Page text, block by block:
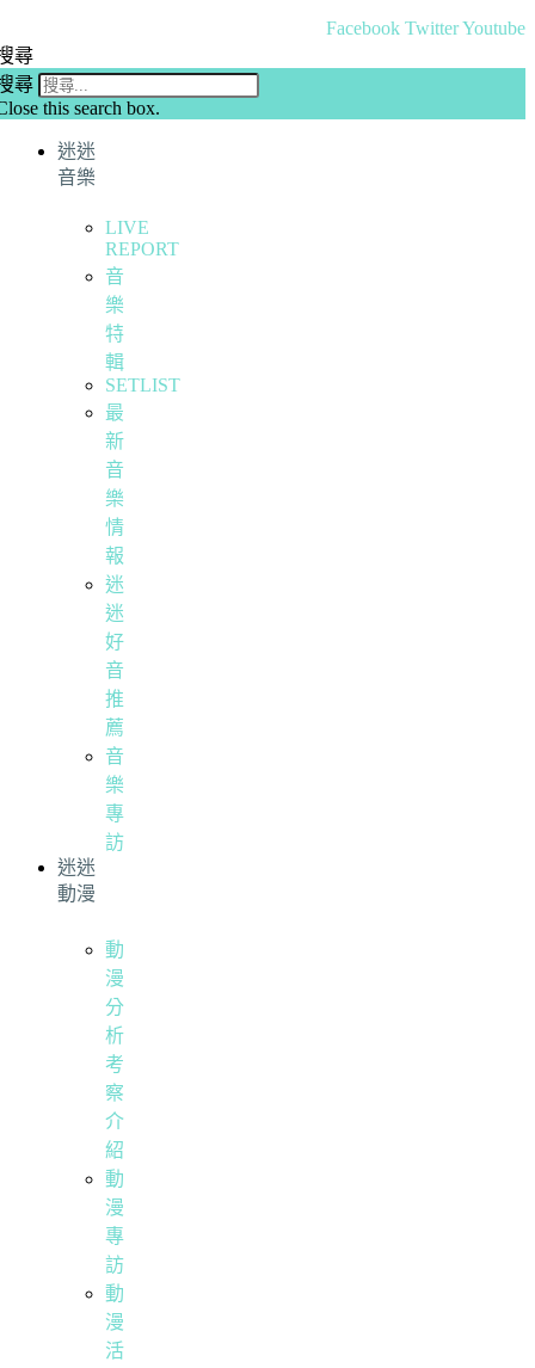
Facebook TwitterYoutube
尋
尋
this search box.
迷迷
音樂
LIVE
REPORT
音
樂
特
輯
SETLIST
最
新
音
樂
情
報
迷
迷
好
音
推
薦
音
樂
專
訪
迷迷
動漫
動
漫
分
析
考
察
介
紹
動
漫
專
訪
動
漫
活